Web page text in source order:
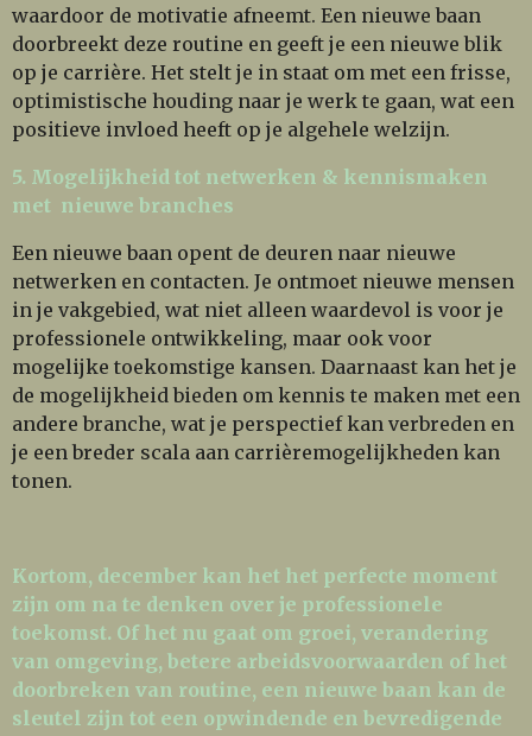
waardoor de motivatie afneemt. Een nieuwe baan
doorbreekt deze routine en geeft je een nieuwe blik
op je carrière. Het stelt je in staat om met een frisse,
optimistische houding naar je werk te gaan, wat een
positieve invloed heeft op je algehele welzijn.
5. Mogelijkheid tot netwerken & kennismaken
met nieuwe branches
Een nieuwe baan opent de deuren naar nieuwe
netwerken en contacten. Je ontmoet nieuwe mensen
in je vakgebied, wat niet alleen waardevol is voor je
professionele ontwikkeling, maar ook voor
mogelijke toekomstige kansen. Daarnaast kan het je
de mogelijkheid bieden om kennis te maken met een
andere branche, wat je perspectief kan verbreden en
je een breder scala aan carrièremogelijkheden kan
tonen.
Kortom, december kan het het perfecte moment
zijn om na te denken over je professionele
toekomst. Of het nu gaat om groei, verandering
van omgeving, betere arbeidsvoorwaarden of het
doorbreken van routine, een nieuwe baan kan de
sleutel zijn tot een opwindende en bevredigende